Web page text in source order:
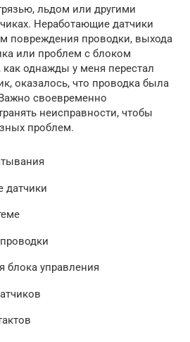
льдом или другими
Неработающие датчики
повреждения проводки, выхода
или проблем с блоком
однажды у меня перестал
оказалось, что проводка была
своевременно
неисправности, чтобы
проблем.
датчики
блока управления